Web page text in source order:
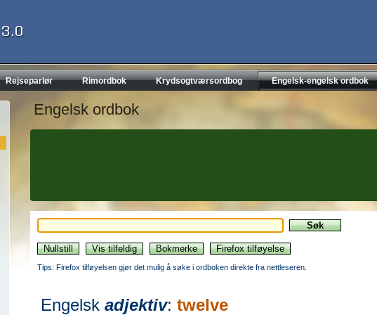
Rejseparlør Rimordbok Krydsogtværsordbog Engelsk-engelsk ordbok
Engelsk ordbok
Tips: Firefox tilføyelsen gjør det mulig å søke i ordboken direkte fra nettleseren.
Engelsk adjektiv: twelve